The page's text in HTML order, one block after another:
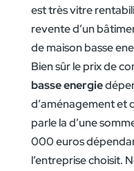
est très vitre
revente d’un
de maison basse
Bien sûr le prix de
basse energie
d’aménagement et
parle la d’une
000 euros
l’entreprise choisit.